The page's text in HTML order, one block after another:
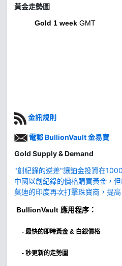
黃金走勢圖
Gold 1 week GMT
金訊規則
電郵 BullionVault 金易寶
Gold Supply & Demand
"創紀錄的逆差"讓鉑金投資在
中國以創紀錄的價格購買黃金，
莫迪的印度再次打擊珠寶商，提
BullionVault 應用程序：
- 最快的即時黃金 & 白銀價格
- 秒更新的走勢圖